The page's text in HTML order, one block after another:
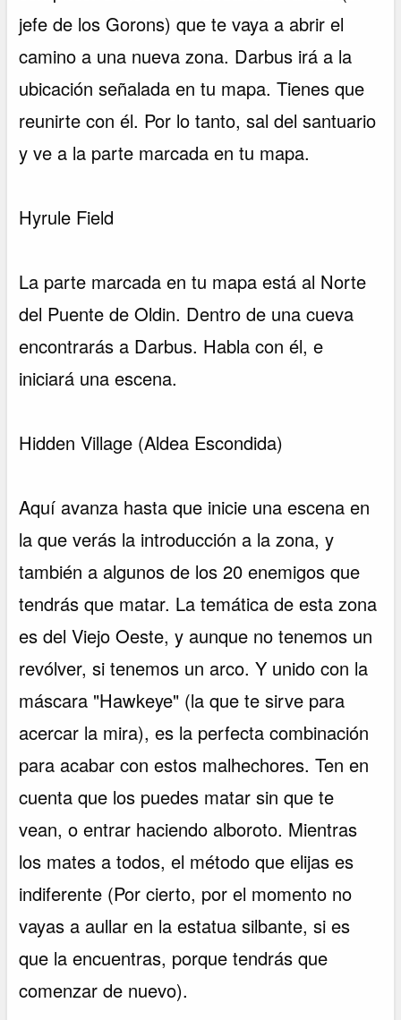
jefe de los Gorons) que te vaya a abrir el
camino a una nueva zona. Darbus irá a la
ubicación señalada en tu mapa. Tienes que
reunirte con él. Por lo tanto, sal del santuario
y ve a la parte marcada en tu mapa.
Hyrule Field
La parte marcada en tu mapa está al Norte
del Puente de Oldin. Dentro de una cueva
encontrarás a Darbus. Habla con él, e
iniciará una escena.
Hidden Village (Aldea Escondida)
Aquí avanza hasta que inicie una escena en
la que verás la introducción a la zona, y
también a algunos de los 20 enemigos que
tendrás que matar. La temática de esta zona
es del Viejo Oeste, y aunque no tenemos un
revólver, si tenemos un arco. Y unido con la
máscara "Hawkeye" (la que te sirve para
acercar la mira), es la perfecta combinación
para acabar con estos malhechores. Ten en
cuenta que los puedes matar sin que te
vean, o entrar haciendo alboroto. Mientras
los mates a todos, el método que elijas es
indiferente (Por cierto, por el momento no
vayas a aullar en la estatua silbante, si es
que la encuentras, porque tendrás que
comenzar de nuevo).